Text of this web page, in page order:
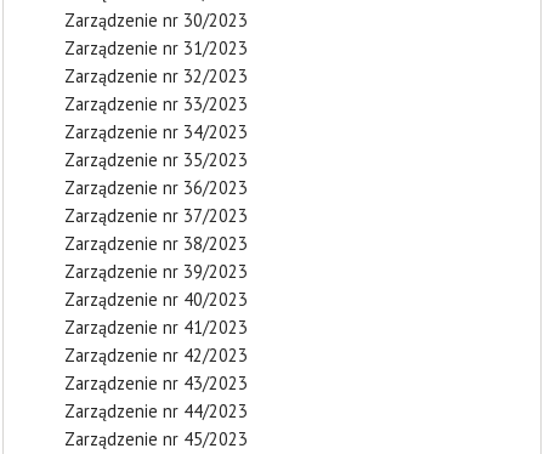
Zarządzenie nr 30/2023
Zarządzenie nr 31/2023
Zarządzenie nr 32/2023
Zarządzenie nr 33/2023
Zarządzenie nr 34/2023
Zarządzenie nr 35/2023
Zarządzenie nr 36/2023
Zarządzenie nr 37/2023
Zarządzenie nr 38/2023
Zarządzenie nr 39/2023
Zarządzenie nr 40/2023
Zarządzenie nr 41/2023
Zarządzenie nr 42/2023
Zarządzenie nr 43/2023
Zarządzenie nr 44/2023
Zarządzenie nr 45/2023